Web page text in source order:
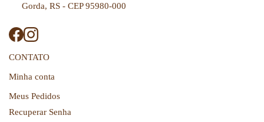
Gorda, RS - CEP 95980-000
CONTATO
Minha conta
Meus Pedidos
Recuperar Senha